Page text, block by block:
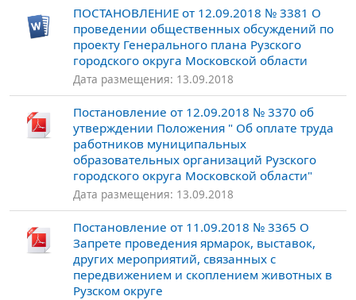
ПОСТАНОВЛЕНИЕ от 12.09.2018 № 3381 О
проведении общественных обсуждений по
проекту Генерального плана Рузского
городского округа Московской области
Дата размещения: 13.09.2018
Постановление от 12.09.2018 № 3370 об
утверждении Положения " Об оплате труда
работников муниципальных
образовательных организаций Рузского
городского округа Московской области"
Дата размещения: 13.09.2018
Постановление от 11.09.2018 № 3365 О
Запрете проведения ярмарок, выставок,
других мероприятий, связанных с
передвижением и скоплением животных в
Рузском округе